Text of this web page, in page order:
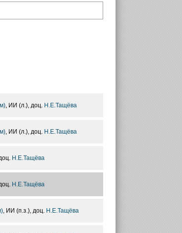
, ИИ (л.), доц. Н.Е.Тащёва
, ИИ (л.), доц. Н.Е.Тащёва
Н.Е.Тащёва
Н.Е.Тащёва
, ИИ (п.з.), доц. Н.Е.Тащёва